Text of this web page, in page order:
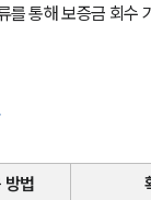
를 통해 보증금 회수
방법